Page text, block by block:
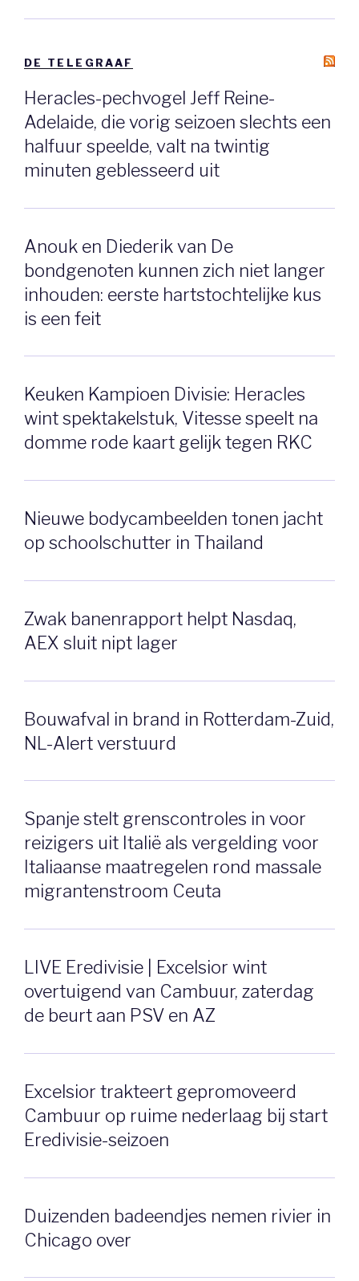
DE TELEGRAAF
Heracles-pechvogel Jeff Reine-
Adelaide, die vorig seizoen slechts een
halfuur speelde, valt na twintig
minuten geblesseerd uit
Anouk en Diederik van De
bondgenoten kunnen zich niet langer
inhouden: eerste hartstochtelijke kus
is een feit
Keuken Kampioen Divisie: Heracles
wint spektakelstuk, Vitesse speelt na
domme rode kaart gelijk tegen RKC
Nieuwe bodycambeelden tonen jacht
op schoolschutter in Thailand
Zwak banenrapport helpt Nasdaq,
AEX sluit nipt lager
Bouwafval in brand in Rotterdam-Zuid,
NL-Alert verstuurd
Spanje stelt grenscontroles in voor
reizigers uit Italië als vergelding voor
Italiaanse maatregelen rond massale
migrantenstroom Ceuta
LIVE Eredivisie | Excelsior wint
overtuigend van Cambuur, zaterdag
de beurt aan PSV en AZ
Excelsior trakteert gepromoveerd
Cambuur op ruime nederlaag bij start
Eredivisie-seizoen
Duizenden badeendjes nemen rivier in
Chicago over